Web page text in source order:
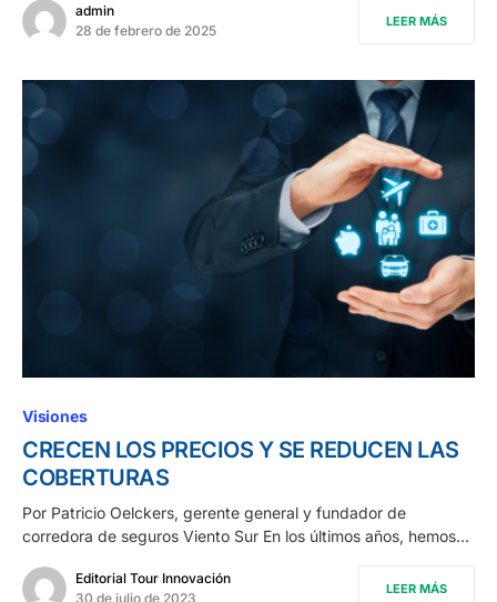
admin
28 de febrero de 2025
LEER MÁS
Visiones
CRECEN LOS PRECIOS Y SE REDUCEN LAS
COBERTURAS
Por Patricio Oelckers, gerente general y fundador de
corredora de seguros Viento Sur En los últimos años, hemos…
Editorial Tour Innovación
30 de julio de 2023
LEER MÁS